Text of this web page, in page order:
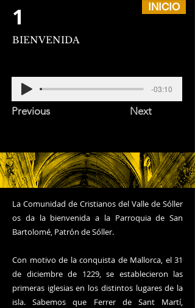
1 INICIO
BIENVENIDA
-03:10
Previous Next
La Comunidad de Cristianos del Valle de Sóller
os da la bienvenida a la Parroquia de San
Bartolomé, Patrón de Sóller.
Con motivo de la conquista de Mallorca, el 31
de diciembre de 1229, se establecieron las
primeras iglesias en los distintos lugares de la
isla. Sabemos que Ferrer de Sant Martí,